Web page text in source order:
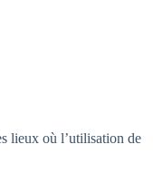
lieux où l’utilisation de